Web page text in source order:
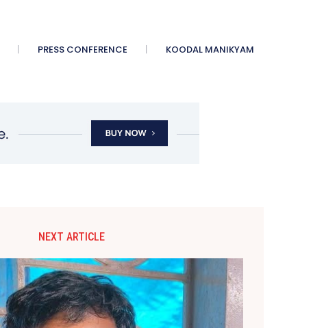
PRESS CONFERENCE KOODAL MANIKYAM
NEXT ARTICLE